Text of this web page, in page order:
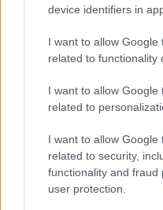
device identifiers in
I want to allow Google
related to functionality
I want to allow Google
related to
I want to allow Google
related to security,
functionality and
user protection.
Κεντρικό...|07.08.2026
Κεντρικό δελτίο
ΑΠΟΣΠΑΣΜΑΤΑ...|
Μνημόσυνο για
Νεκροταφείο